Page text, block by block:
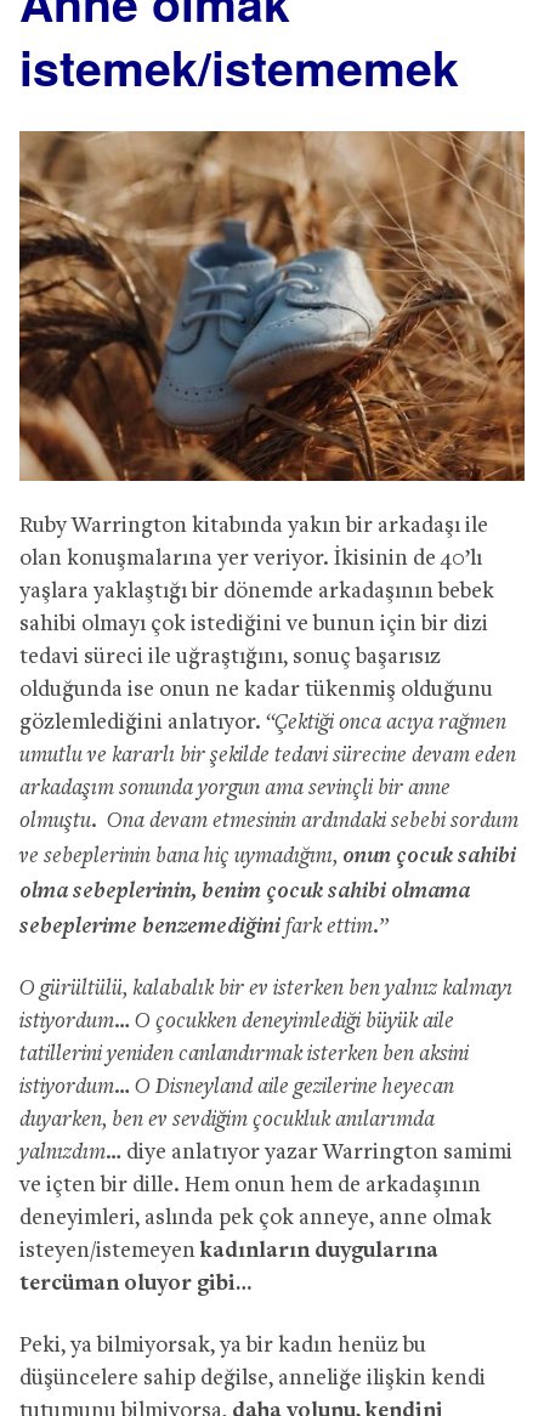
istemek/istememek
Ruby Warrington kitabında yakın bir arkadaşı ile
olan konuşmalarına yer veriyor. İkisinin de 40’lı
yaşlara yaklaştığı bir dönemde arkadaşının bebek
sahibi olmayı çok istediğini ve bunun için bir dizi
tedavi süreci ile uğraştığını, sonuç başarısız
olduğunda ise onun ne kadar tükenmiş olduğunu
gözlemlediğini anlatıyor. “Çektiği onca acıya rağmen
umutlu ve kararlı bir şekilde tedavi sürecine devam eden
arkadaşım sonunda yorgun ama sevinçli bir anne
olmuştu. Ona devam etmesinin ardındaki sebebi sordum
ve sebeplerinin bana hiç uymadığını, onun çocuk sahibi
olma sebeplerinin, benim çocuk sahibi olmama
sebeplerime benzemediğini fark ettim.”
O gürültülü, kalabalık bir ev isterken ben yalnız kalmayı
istiyordum… O çocukken deneyimlediği büyük aile
tatillerini yeniden canlandırmak isterken ben aksini
istiyordum… O Disneyland aile gezilerine heyecan
duyarken, ben ev sevdiğim çocukluk anılarımda
yalnızdım… diye anlatıyor yazar Warrington samimi
ve içten bir dille. Hem onun hem de arkadaşının
deneyimleri, aslında pek çok anneye, anne olmak
isteyen/istemeyen kadınların duygularına
tercüman oluyor gibi…
Peki, ya bilmiyorsak, ya bir kadın henüz bu
düşüncelere sahip değilse, anneliğe ilişkin kendi